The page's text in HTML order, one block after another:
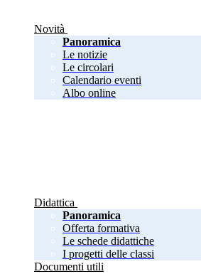
Novità
Panoramica
Le notizie
Le circolari
Calendario eventi
Albo online
Didattica
Panoramica
Offerta formativa
Le schede didattiche
I progetti delle classi
Documenti utili